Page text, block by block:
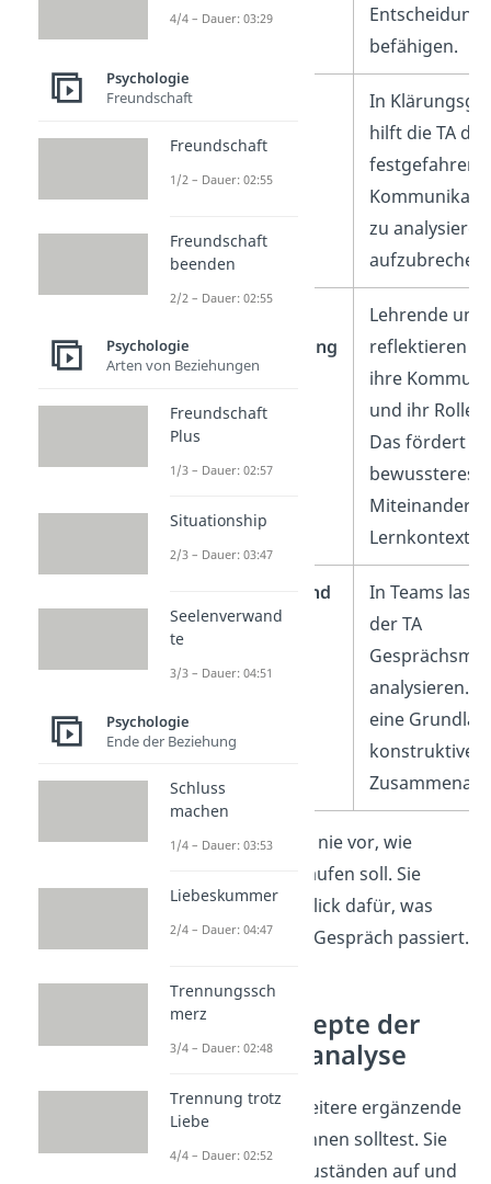
befähigen.
Beratung
In
hilft die TA
festgefahrene
zu
aufzubrechen.
Erwachsenenbildung
Lehrende und
reflektieren
ihre
und ihr
Das fördert
bewussteres
Miteinander
Lernkontext.
Organisationen und
Teams
In Teams
der TA
analysieren.
eine
konstruktivere
Tipp: Die TA schreibt nie vor, wie
Kommunikation ablaufen soll. Sie
schärft nur deinen Blick dafür, was
tatsächlich in einem Gespräch passiert.
Weitere Konzepte der
Transaktionsanalyse
Es gibt außerdem weitere ergänzende
Konzepte, die du kennen solltest. Sie
bauen auf den Ich-Zuständen auf und
4/4 – Dauer: 03:29
Psychologie
Freundschaft
Freundschaft
1/2 – Dauer: 02:55
Freundschaft
beenden
2/2 – Dauer: 02:55
Psychologie
Arten von Beziehungen
Freundschaft
Plus
1/3 – Dauer: 02:57
Situationship
2/3 – Dauer: 03:47
Seelenverwand
te
3/3 – Dauer: 04:51
Psychologie
Ende der Beziehung
Schluss
machen
1/4 – Dauer: 03:53
Liebeskummer
2/4 – Dauer: 04:47
Trennungssch
merz
3/4 – Dauer: 02:48
Trennung trotz
Liebe
4/4 – Dauer: 02:52